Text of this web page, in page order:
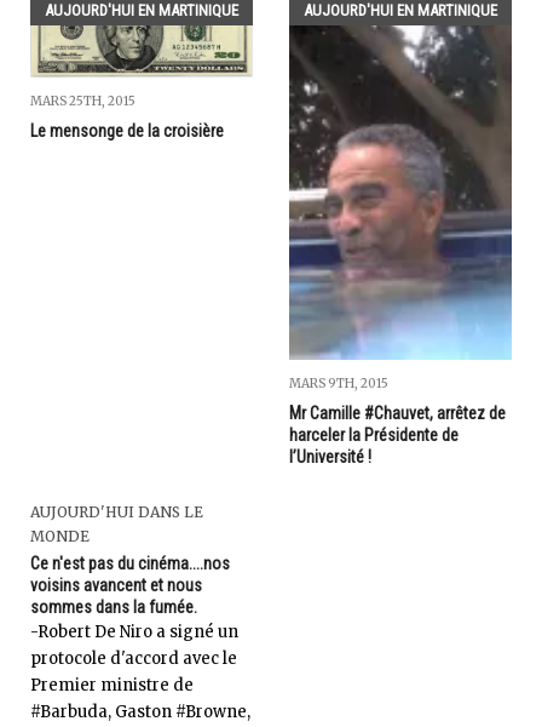
AUJOURD'HUI EN MARTINIQUE
MARS 25TH, 2015
Le mensonge de la croisière
AUJOURD'HUI EN MARTINIQUE
MARS 9TH, 2015
Mr Camille #Chauvet, arrêtez de
harceler la Présidente de
l’Université !
AUJOURD'HUI DANS LE
MONDE
Ce n'est pas du cinéma....nos
voisins avancent et nous
sommes dans la fumée.
-Robert De Niro a signé un
protocole d'accord avec le
Premier ministre de
#Barbuda, Gaston #Browne,